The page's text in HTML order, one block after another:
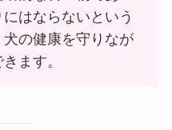
はならないという
の健康を守りなが
ます。